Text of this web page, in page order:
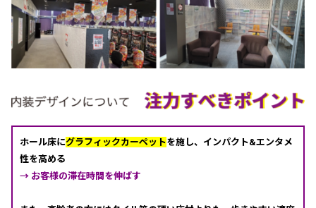
ホール床にグラフィックカーペットを施し、インパクト&エンタメ
性を高める
→ お客様の滞在時間を伸ばす